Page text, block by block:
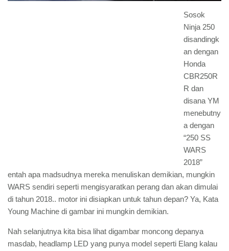
Sosok
Ninja 250
disandingk
an dengan
Honda
CBR250R
R dan
disana YM
menebutny
a dengan
“250 SS
WARS
2018”
entah apa madsudnya mereka menuliskan demikian, mungkin
WARS sendiri seperti mengisyaratkan perang dan akan dimulai
di tahun 2018.. motor ini disiapkan untuk tahun depan? Ya, Kata
Young Machine di gambar ini mungkin demikian.
Nah selanjutnya kita bisa lihat digambar moncong depanya
masdab, headlamp LED yang punya model seperti Elang kalau